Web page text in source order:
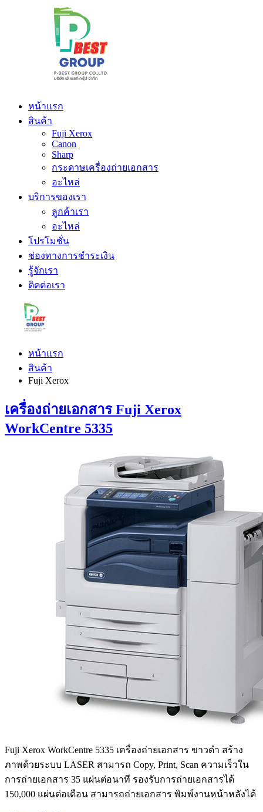
หน้าแรก
สินค้า
Fuji Xerox
Canon
Sharp
กระดาษเครื่องถ่ายเอกสาร
อะไหล่
บริการของเรา
ลูกค้าเรา
อะไหล่
โปรโมชั่น
ช่องทางการชำระเงิน
รู้จักเรา
ติดต่อเรา
หน้าแรก
สินค้า
Fuji Xerox
เครื่องถ่ายเอกสาร Fuji Xerox
WorkCentre 5335
Fuji Xerox WorkCentre 5335 เครื่องถ่ายเอกสาร ขาวดำ สร้าง
ภาพด้วยระบบ LASER สามารถ Copy, Print, Scan ความเร็วใน
การถ่ายเอกสาร 35 แผ่นต่อนาที รองรับการถ่ายเอกสารได้
150,000 แผ่นต่อเดือน สามารถถ่ายเอกสาร พิมพ์งานหน้าหลังได้